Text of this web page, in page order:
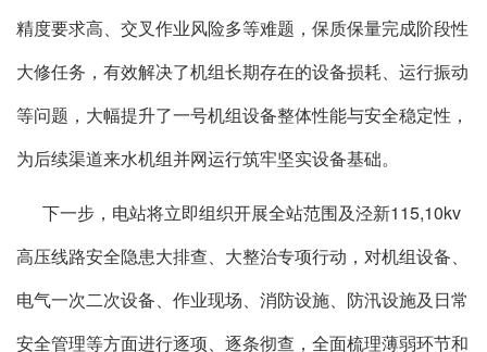
精度要求高、交叉作业风险多等难题，保质保量完成阶段性
大修任务，有效解决了机组长期存在的设备损耗、运行振动
等问题，大幅提升了一号机组设备整体性能与安全稳定性，
为后续渠道来水机组并网运行筑牢坚实设备基础。
下一步，电站将立即组织开展全站范围及泾新115,10kv
高压线路安全隐患大排查、大整治专项行动，对机组设备、
电气一次二次设备、作业现场、消防设施、防汛设施及日常
安全管理等方面进行逐项、逐条彻查，全面梳理薄弱环节和